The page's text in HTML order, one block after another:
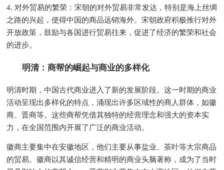
4. 对外贸易的繁荣：宋朝的对外贸易非常发达，特别是海上丝绸
之路的兴起，使得中国的商品远销海外。宋朝政府积极推行对外
开放政策，鼓励与各国进行贸易往来，促进了经济的繁荣和社会
的进步。
明清：商帮的崛起与商业的多样化
明清时期，中国古代商业进入了新的发展阶段。这一时期的商业
活动呈现出多样化的特点，涌现出许多区域性的商人群体，如徽
商、晋商等。这些商帮凭借其独特的经营理念和强大的资本实
力，在全国范围内开展了广泛的商业活动。
徽商主要集中在安徽地区，他们主要从事盐业、茶叶等大宗商品
的贸易。徽商以其诚信经营和精明的商业头脑著称，成为了当时